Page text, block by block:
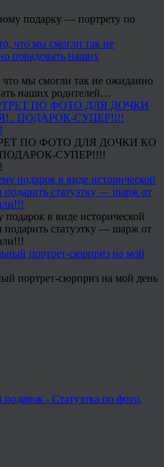
подарку — портрету по
что мы смогли так не ожиданно
наших родителей…
ПО ФОТО ДЛЯ ДОЧКИ КО
СУПЕР!!!!
в виде исторической
статуэтку — шарж от
портрет-сюрприз на мой день
- Статуэтка по фото.